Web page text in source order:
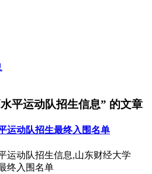
平运动队招生信息” 的文章
运动队招生最终入围名单
运动队招生信息,山东财经大学
终入围名单